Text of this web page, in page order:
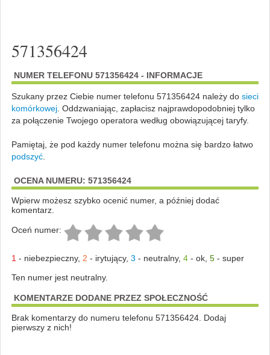
571356424
NUMER TELEFONU 571356424 - INFORMACJE
Szukany przez Ciebie numer telefonu 571356424 należy do sieci
komórkowej. Oddzwaniając, zapłacisz najprawdopodobniej tylko
za połączenie Twojego operatora według obowiązującej taryfy.
Pamiętaj, że pod każdy numer telefonu można się bardzo łatwo
podszyć.
OCENA NUMERU: 571356424
Wpierw możesz szybko ocenić numer, a później dodać
komentarz.
Oceń numer:
1 - niebezpieczny, 2 - irytujący, 3 - neutralny, 4- ok, 5- super
Ten numer jest neutralny.
KOMENTARZE DODANE PRZEZ SPOŁECZNOŚĆ
Brak komentarzy do numeru telefonu 571356424. Dodaj
pierwszy z nich!